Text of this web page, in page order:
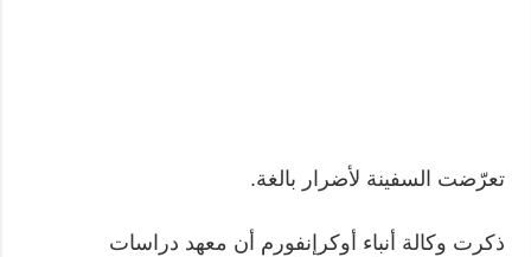
تعرّضت السفينة لأضرار بالغة.
ذكرت وكالة أنباء أوكرإنفورم أن معهد دراسات